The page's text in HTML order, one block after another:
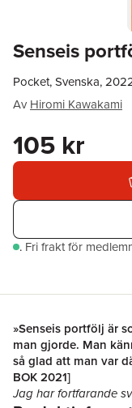
Senseis
Pocket, Svenska,
Av Hiromi Kawakami
105 kr
. Fri frakt för
»Senseis portfölj är
man gjorde. Man
så glad att man var
BOK 2021]
Jag har fortfarande